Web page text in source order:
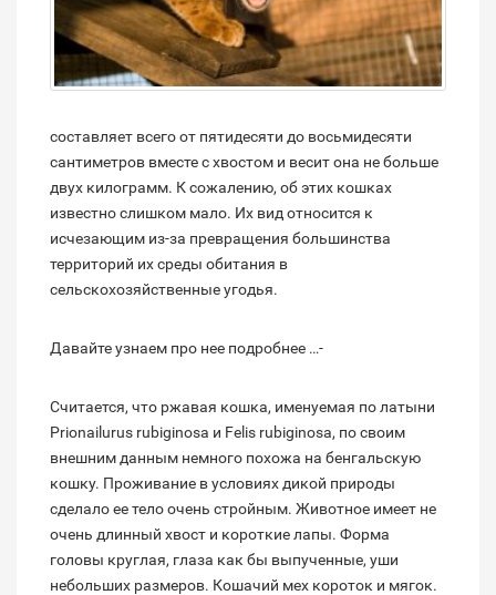
составляет всего от пятидесяти до восьмидесяти
сантиметров вместе с хвостом и весит она не больше
двух килограмм. К сожалению, об этих кошках
известно слишком мало. Их вид относится к
исчезающим из-за превращения большинства
территорий их среды обитания в
сельскохозяйственные угодья.
Давайте узнаем про нее подробнее …-
Считается, что ржавая кошка, именуемая по латыни
Prionailurus rubiginosa и Felis rubiginosa, по своим
внешним данным немного похожа на бенгальскую
кошку. Проживание в условиях дикой природы
сделало ее тело очень стройным. Животное имеет не
очень длинный хвост и короткие лапы. Форма
головы круглая, глаза как бы выпученные, уши
небольших размеров. Кошачий мех короток и мягок.